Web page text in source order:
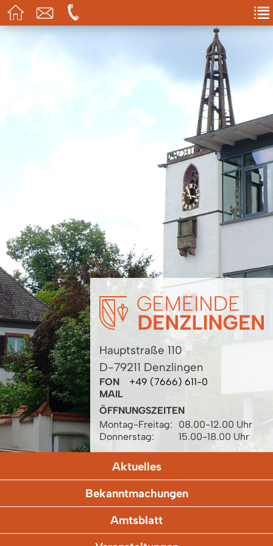
Hauptstraße 110
D-79211 Denzlingen
FON
+49 (7666) 611-0
MAIL
ÖFFNUNGSZEITEN
Montag-Freitag:
08.00-12.00 Uhr
Donnerstag:
15.00-18.00 Uhr
Aktuelles
Bekanntmachungen
Amtsblatt